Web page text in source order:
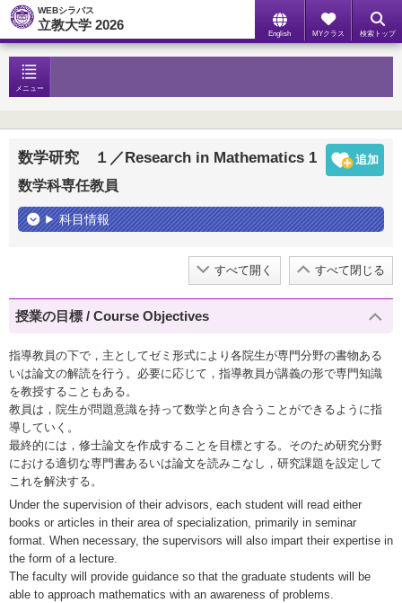
WEBシラバス
立教大学 2026
English MYクラス 検索トップ
メニュー
数学研究 １／Research in Mathematics 1
数学科専任教員
科目情報
すべて開く すべて閉じる
授業の目標 / Course Objectives
指導教員の下で，主としてゼミ形式により各院生が専門分野の書物ある
いは論文の解読を行う。必要に応じて，指導教員が講義の形で専門知識
を教授することもある。
教員は，院生が問題意識を持って数学と向き合うことができるように指
導していく。
最終的には，修士論文を作成することを目標とする。そのため研究分野
における適切な専門書あるいは論文を読みこなし，研究課題を設定して
これを解決する。
Under the supervision of their advisors, each student will read either
books or articles in their area of specialization, primarily in seminar
format. When necessary, the supervisors will also impart their expertise in
the form of a lecture.
The faculty will provide guidance so that the graduate students will be
able to approach mathematics with an awareness of problems.